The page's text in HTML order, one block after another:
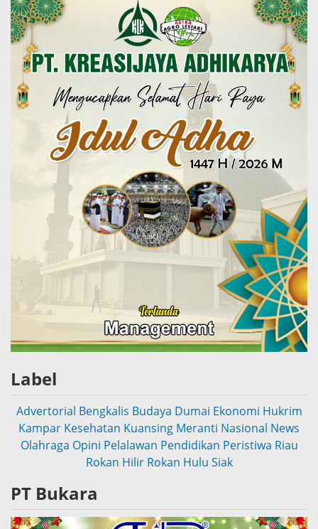
Label
Advertorial Bengkalis Budaya Dumai Ekonomi Hukrim
Kampar Kesehatan Kuansing Meranti Nasional News
Olahraga Opini Pelalawan Pendidikan Peristiwa Riau
Rokan Hilir Rokan Hulu Siak
PT Bukara